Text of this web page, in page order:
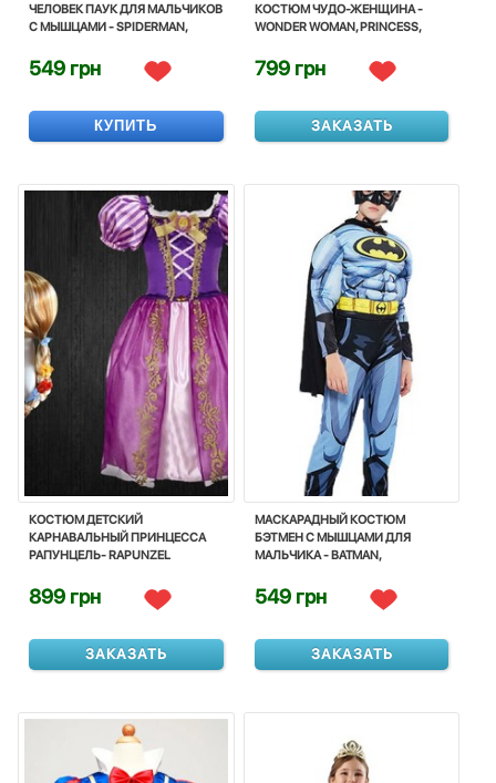
ЧЕЛОВЕК ПАУК ДЛЯ МАЛЬЧИКОВ
С МЫШЦАМИ - SPIDERMAN,
549 грн
КУПИТЬ
КОСТЮМ ЧУДО-ЖЕНЩИНА -
WONDER WOMAN, PRINCESS,
799 грн
ЗАКАЗАТЬ
КОСТЮМ ДЕТСКИЙ
КАРНАВАЛЬНЫЙ ПРИНЦЕССА
РАПУНЦЕЛЬ- RAPUNZEL
899 грн
ЗАКАЗАТЬ
МАСКАРАДНЫЙ КОСТЮМ
БЭТМЕН С МЫШЦАМИ ДЛЯ
МАЛЬЧИКА - BATMAN,
BOY, DISNEY
549 грн
ЗАКАЗАТЬ